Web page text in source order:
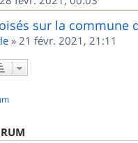
sur la commune
» 21 févr. 2021, 21:11